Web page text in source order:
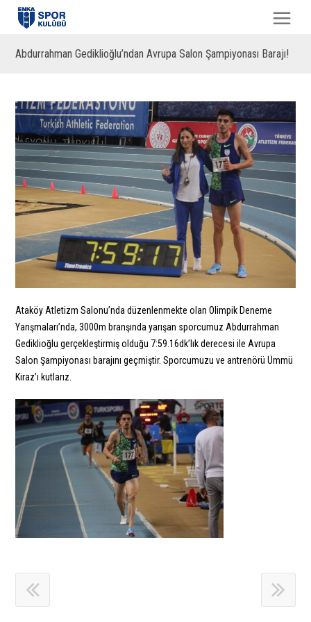
Abdurrahman Gediklioğlu’ndan Avrupa Salon Şampiyonası Barajı!
Ataköy Atletizm Salonu’nda düzenlenmekte olan Olimpik Deneme
Yarışmaları’nda, 3000m branşında yarışan sporcumuz Abdurrahman
Gediklioğlu gerçekleştirmiş olduğu 7:59.16dk’lık derecesi ile Avrupa
Salon Şampiyonası barajını geçmiştir. Sporcumuzu ve antrenörü Ümmü
Kiraz’ı kutlarız.